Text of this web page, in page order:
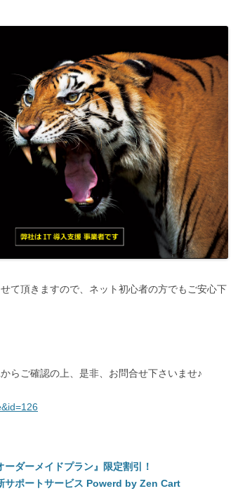
て頂きますので、ネット初心者の方でもご安心下
らご確認の上、是非、お問合せ下さいませ♪
ダーメイドプラン』限定割引！
サポートサービス Powerd by Zen Cart